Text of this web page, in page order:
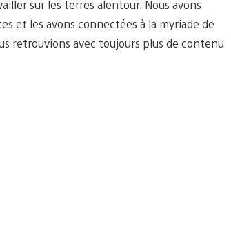
sur les terres alentour. Nous avons
et les avons connectées à la myriade de
retrouvions avec toujours plus de contenu